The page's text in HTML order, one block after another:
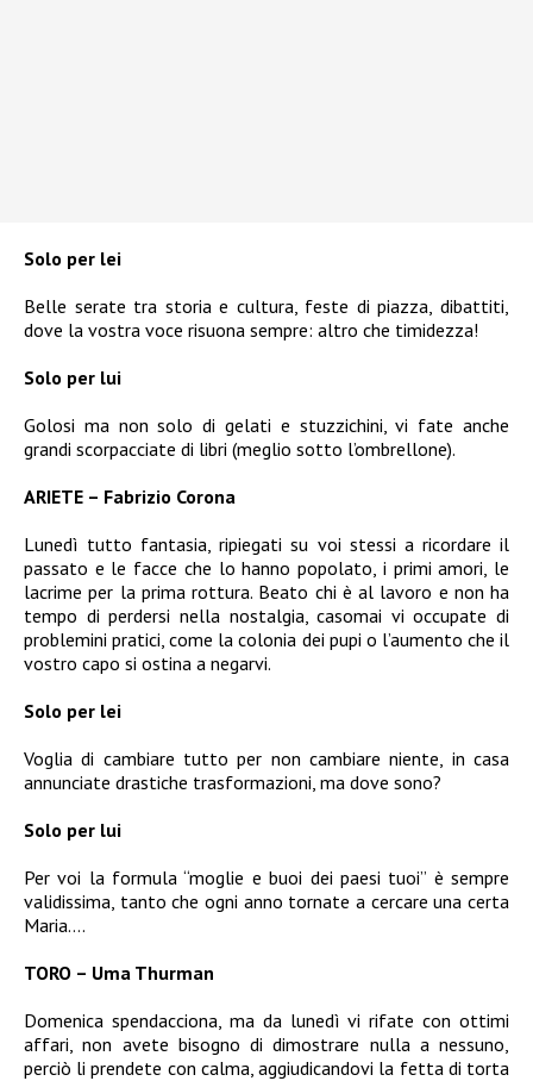
Solo per lei
Belle serate tra storia e cultura, feste di piazza, dibattiti,
dove la vostra voce risuona sempre: altro che timidezza!
Solo per lui
Golosi ma non solo di gelati e stuzzichini, vi fate anche
grandi scorpacciate di libri (meglio sotto l’ombrellone).
ARIETE – Fabrizio Corona
Lunedì tutto fantasia, ripiegati su voi stessi a ricordare il
passato e le facce che lo hanno popolato, i primi amori, le
lacrime per la prima rottura. Beato chi è al lavoro e non ha
tempo di perdersi nella nostalgia, casomai vi occupate di
problemini pratici, come la colonia dei pupi o l’aumento che il
vostro capo si ostina a negarvi.
Solo per lei
Voglia di cambiare tutto per non cambiare niente, in casa
annunciate drastiche trasformazioni, ma dove sono?
Solo per lui
Per voi la formula “moglie e buoi dei paesi tuoi” è sempre
validissima, tanto che ogni anno tornate a cercare una certa
Maria….
TORO – Uma Thurman
Domenica spendacciona, ma da lunedì vi rifate con ottimi
affari, non avete bisogno di dimostrare nulla a nessuno,
perciò li prendete con calma, aggiudicandovi la fetta di torta